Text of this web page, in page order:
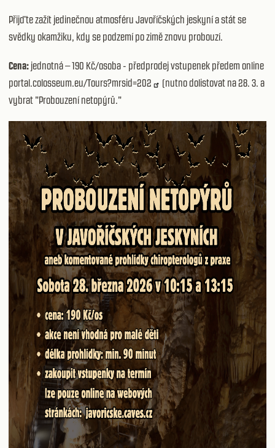
Přijďte zažít jedinečnou atmosféru Javoříčských jeskyní a stát se
svědky okamžiku, kdy se podzemí po zimě znovu probouzí.
Cena: jednotná – 190 Kč/osoba - předprodej vstupenek předem online
portal.colosseum.eu/Tours?mrsid=202
(nutno dolistovat na 28. 3. a
vybrat "Probouzení netopýrů."